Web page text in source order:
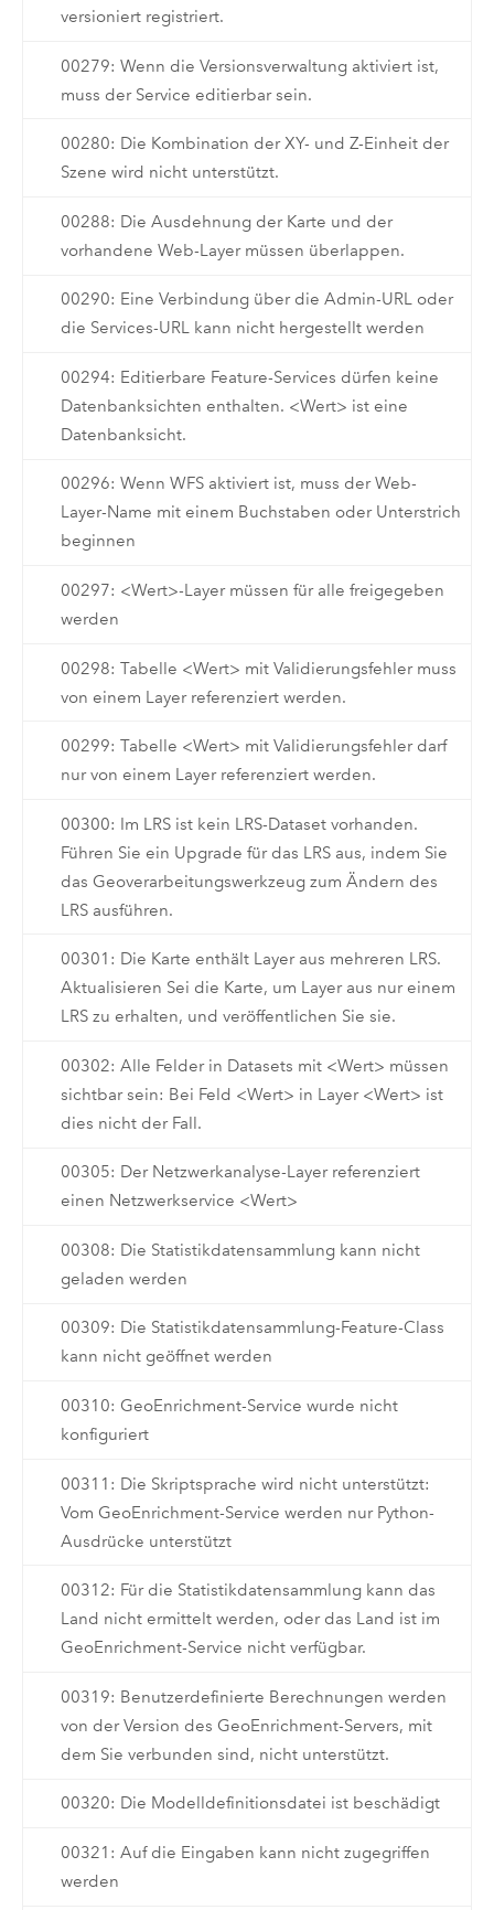
versioniert registriert.
00279: Wenn die Versionsverwaltung aktiviert ist,
muss der Service editierbar sein.
00280: Die Kombination der XY- und Z-Einheit der
Szene wird nicht unterstützt.
00288: Die Ausdehnung der Karte und der
vorhandene Web-Layer müssen überlappen.
00290: Eine Verbindung über die Admin-URL oder
die Services-URL kann nicht hergestellt werden
00294: Editierbare Feature-Services dürfen keine
Datenbanksichten enthalten. <Wert> ist eine
Datenbanksicht.
00296: Wenn WFS aktiviert ist, muss der Web-
Layer-Name mit einem Buchstaben oder Unterstrich
beginnen
00297: <Wert>-Layer müssen für alle freigegeben
werden
00298: Tabelle <Wert> mit Validierungsfehler muss
von einem Layer referenziert werden.
00299: Tabelle <Wert> mit Validierungsfehler darf
nur von einem Layer referenziert werden.
00300: Im LRS ist kein LRS-Dataset vorhanden.
Führen Sie ein Upgrade für das LRS aus, indem Sie
das Geoverarbeitungswerkzeug zum Ändern des
LRS ausführen.
00301: Die Karte enthält Layer aus mehreren LRS.
Aktualisieren Sei die Karte, um Layer aus nur einem
LRS zu erhalten, und veröffentlichen Sie sie.
00302: Alle Felder in Datasets mit <Wert> müssen
sichtbar sein: Bei Feld <Wert> in Layer <Wert> ist
dies nicht der Fall.
00305: Der Netzwerkanalyse-Layer referenziert
einen Netzwerkservice <Wert>
00308: Die Statistikdatensammlung kann nicht
geladen werden
00309: Die Statistikdatensammlung-Feature-Class
kann nicht geöffnet werden
00310: GeoEnrichment-Service wurde nicht
konfiguriert
00311: Die Skriptsprache wird nicht unterstützt:
Vom GeoEnrichment-Service werden nur Python-
Ausdrücke unterstützt
00312: Für die Statistikdatensammlung kann das
Land nicht ermittelt werden, oder das Land ist im
GeoEnrichment-Service nicht verfügbar.
00319: Benutzerdefinierte Berechnungen werden
von der Version des GeoEnrichment-Servers, mit
dem Sie verbunden sind, nicht unterstützt.
00320: Die Modelldefinitionsdatei ist beschädigt
00321: Auf die Eingaben kann nicht zugegriffen
werden